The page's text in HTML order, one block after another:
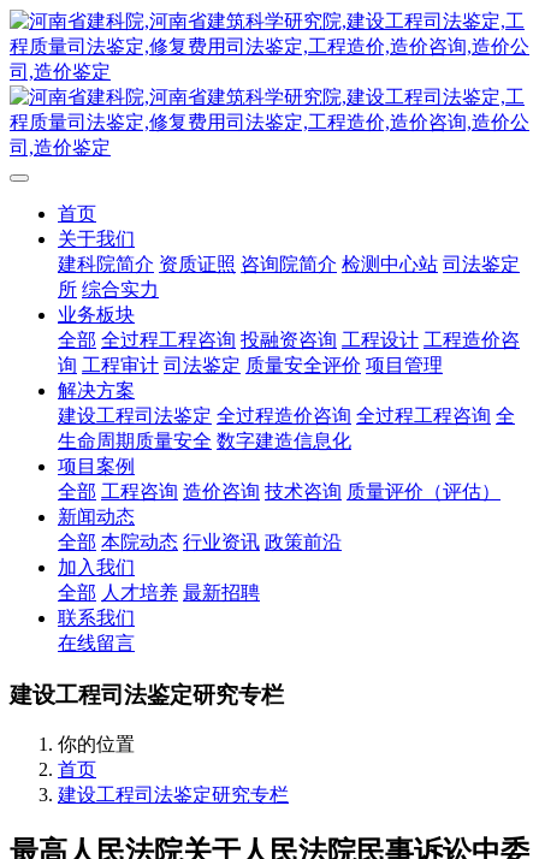
首页
关于我们
建科院简介 资质证照 咨询院简介 检测中心站 司法鉴定
所 综合实力
业务板块
全部 全过程工程咨询 投融资咨询 工程设计 工程造价咨
询 工程审计 司法鉴定 质量安全评价 项目管理
解决方案
建设工程司法鉴定 全过程造价咨询 全过程工程咨询 全
生命周期质量安全 数字建造信息化
项目案例
全部 工程咨询 造价咨询 技术咨询 质量评价（评估）
新闻动态
全部 本院动态 行业资讯 政策前沿
加入我们
全部 人才培养 最新招聘
联系我们
在线留言
建设工程司法鉴定研究专栏
你的位置
首页
建设工程司法鉴定研究专栏
最高人民法院关于人民法院民事诉讼中委